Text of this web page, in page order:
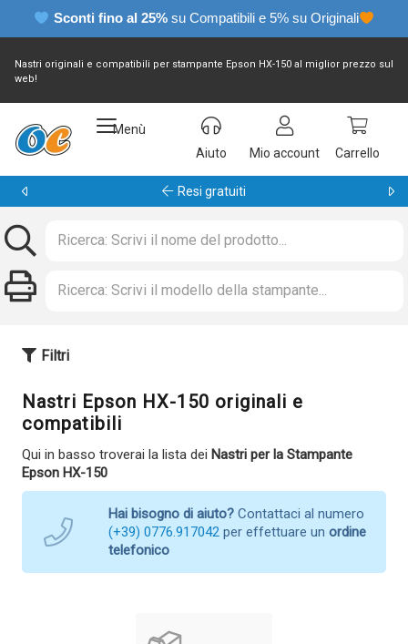
Sconti fino al 25% su Compatibili e 5% su Originali
Nastri originali e compatibili per stampante Epson HX-150 al miglior prezzo sul
web!
Menù
Aiuto
Mio account Carrello
Resi gratuiti
Filtri
Nastri Epson HX-150 originali e
compatibili
Qui in basso troverai la lista dei Nastri per la Stampante
Epson HX-150
Hai bisogno di aiuto? Contattaci al numero
(+39) 0776.917042 per effettuare un ordine
telefonico